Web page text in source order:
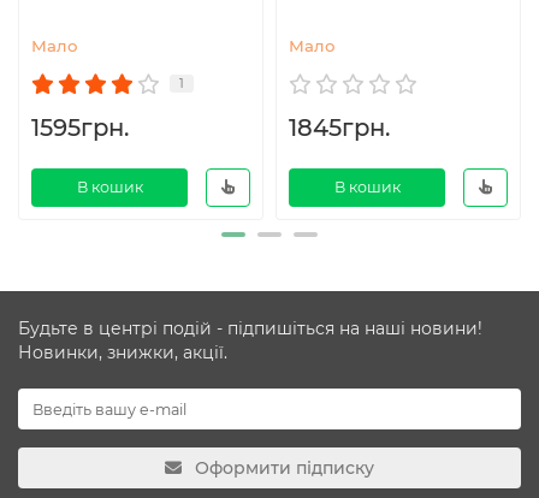
Мало
1
1595грн.
В кошик
Мало
1845грн.
В кошик
Будьте в центрі подій - підпишіться на наші новини!
Новинки, знижки, акції.
Оформити підписку